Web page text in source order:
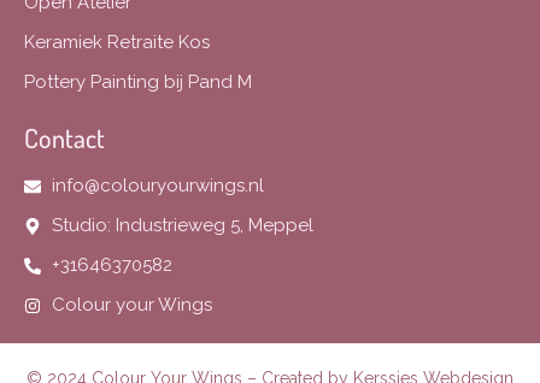
Keramiek Retraite Kos
Pottery Painting bij Pand M
Contact
info@colouryourwings.nl
Studio: Industrieweg 5, Meppel
+31646370582
Colour your Wings
© 2024 Colour Your Wings – Created by Kerssies Webdesign